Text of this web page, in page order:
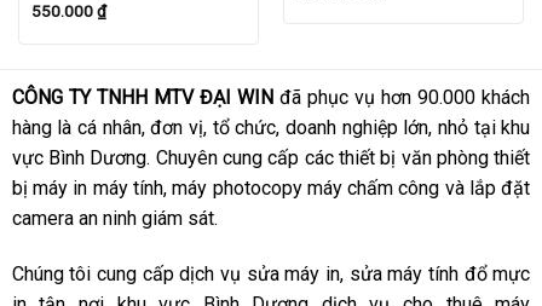
550.000₫
CÔNG TY TNHH MTV ĐẠI WINđã phục vụ hơn 90.000 khách
hàng là cá nhân, đơn vị, tổ chức, doanh nghiệp lớn, nhỏ tại khu
vực Bình Dương. Chuyên cung cấp các thiết bị văn phòng thiết
bị máy in máy tính, máy photocopy máy chấm công và lắp đặt
camera an ninh giám sát.
Chúng tôi cung cấp dịch vụ sửa máy in, sửa máy tính đổ mực